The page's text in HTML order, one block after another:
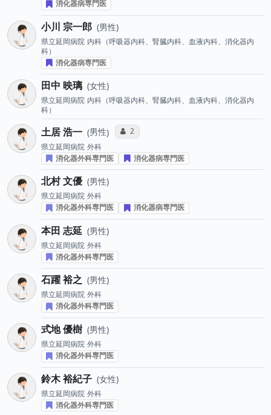
消化器病専門医
小川 宗一郎 男性
県立延岡病院 内科（呼吸器内科、腎臓内科、血液内科、消化器内
科）
消化器病専門医
田中 映璃 女性
県立延岡病院 内科（呼吸器内科、腎臓内科、血液内科、消化器内
科）
土居 浩一 男性 コミュニケーション・タイプ投票数
2
県立延岡病院 外科
消化器外科専門医
消化器病専門医
北村 文優 男性
県立延岡病院 外科
消化器外科専門医
消化器病専門医
本田 志延 男性
県立延岡病院 外科
消化器外科専門医
石躍 裕之 男性
県立延岡病院 外科
消化器外科専門医
式地 優樹 男性
県立延岡病院 外科
消化器外科専門医
鈴木 裕紀子 女性
県立延岡病院 外科
消化器外科専門医